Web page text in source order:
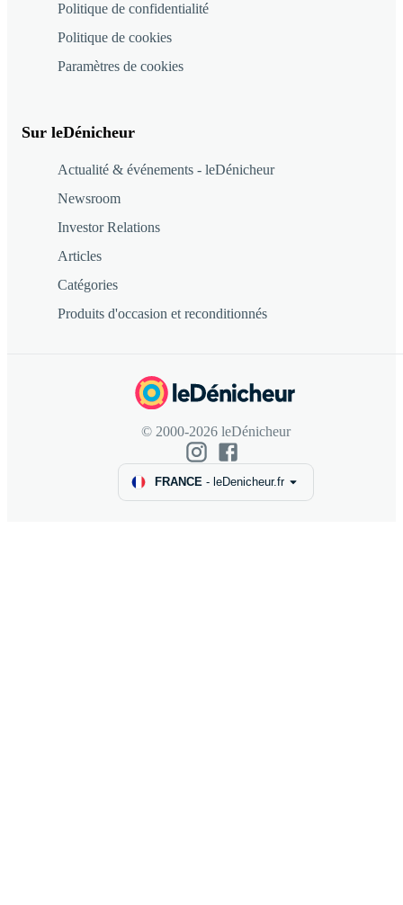
Politique de confidentialité
Politique de cookies
Paramètres de cookies
Sur leDénicheur
Actualité & événements - leDénicheur
Newsroom
Investor Relations
Articles
Catégories
Produits d'occasion et reconditionnés
© 2000-2026 leDénicheur
FRANCE - leDenicheur.fr